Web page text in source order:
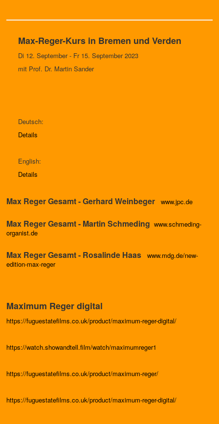
Max-Reger-Kurs in Bremen und Verden
Di 12. September - Fr 15. September 2023
mit Prof. Dr. Martin Sander
Deutsch:
Details
English:
Details
Max Reger Gesamt - Gerhard Weinbeger www.jpc.de
Max Reger Gesamt - Martin Schmeding www.schmeding-
organist.de
Max Reger Gesamt - Rosalinde Haas
www.mdg.de/new-
edition-max-reger
Maximum Reger digital
https://fuguestatefilms.co.uk/product/maximum-reger-digital/
https://watch.showandtell.film/watch/maximumreger1
https://fuguestatefilms.co.uk/product/maximum-reger/
https://fuguestatefilms.co.uk/product/maximum-reger-digital/